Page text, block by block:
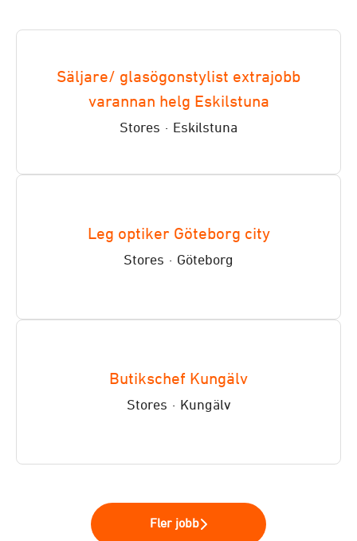
Säljare/ glasögonstylist extrajobb
varannan helg Eskilstuna
Stores · Eskilstuna
Leg optiker Göteborg city
Stores · Göteborg
Butikschef Kungälv
Stores · Kungälv
Fler jobb